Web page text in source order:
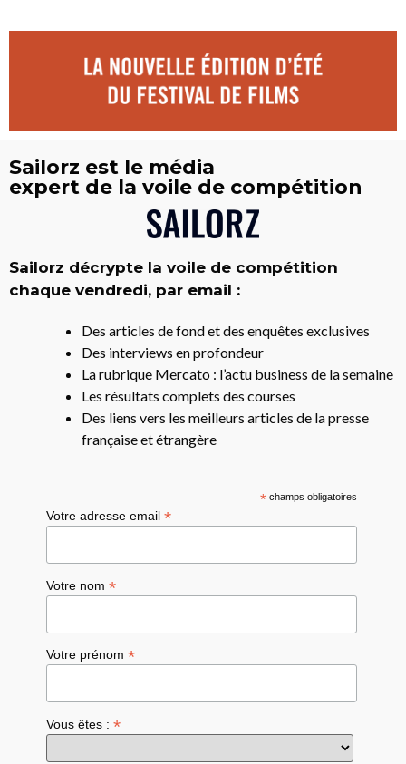
Sailorz est le média
expert de la voile de compétition
Sailorz décrypte la voile de compétition
chaque vendredi, par email :
Des articles de fond et des enquêtes exclusives
Des interviews en profondeur
La rubrique Mercato : l’actu business de la semaine
Les résultats complets des courses
Des liens vers les meilleurs articles de la presse
française et étrangère
*champs obligatoires
Votre adresse email*
Votre nom*
Votre prénom*
Vous êtes :*